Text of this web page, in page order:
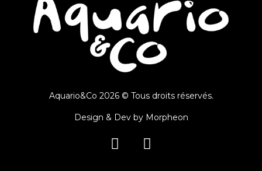
Aquario&Co 2026 © Tous droits réservés.
Design & Dev by Morpheon